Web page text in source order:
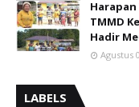
TMMD
Hadir
Agustus
LABELS